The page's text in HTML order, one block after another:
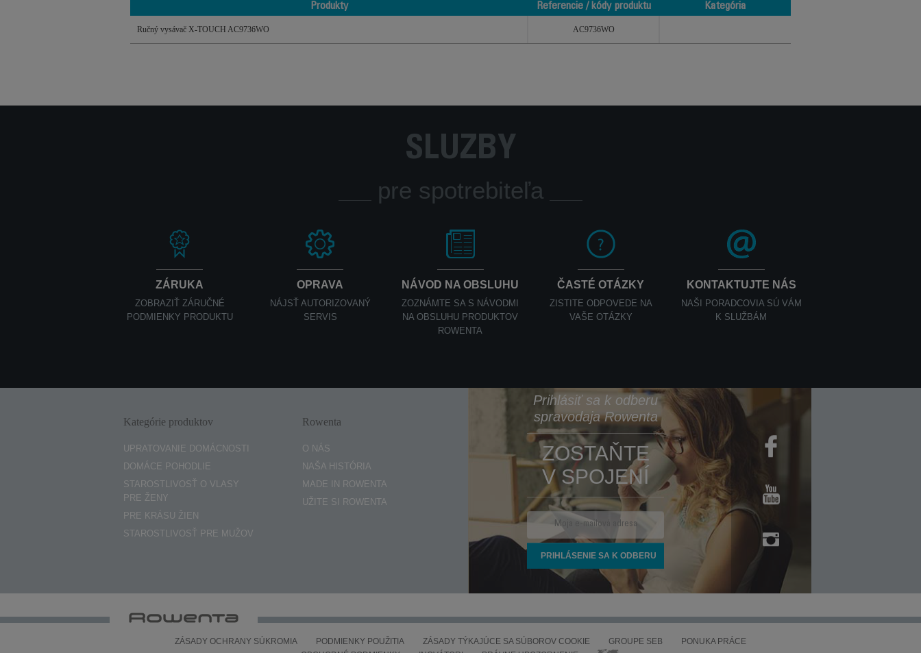
Produkty Referencie / kódy produktu
Kategória
Ručný vysávač X-TOUCH AC9736WO AC9736WO
SLUŽBY
pre spotrebiteľa
ZÁRUKA
ZOBRAZIŤ ZÁRUČNÉ
PODMIENKY PRODUKTU
OPRAVA
NÁJSŤ AUTORIZOVANÝ
SERVIS
NÁVOD NA OBSLUHU
ZOZNÁMTE SA S NÁVODMI
NA OBSLUHU PRODUKTOV
ROWENTA
ČASTÉ OTÁZKY
ZISTITE ODPOVEDE NA
VAŠE OTÁZKY
KONTAKTUJTE NÁS
NAŠI PORADCOVIA SÚ VÁM
K SLUŽBÁM
Kategórie produktov
UPRATOVANIE DOMÁCNOSTI
DOMÁCE POHODLIE
STAROSTLIVOSŤ O VLASY
PRE ŽENY
PRE KRÁSU ŽIEN
STAROSTLIVOSŤ PRE MUŽOV
Rowenta
O NÁS
NAŠA HISTÓRIA
MADE IN ROWENTA
UŽITE SI ROWENTA
Prihlásiť sa k odberu
spravodaja Rowenta
ZOSTAŇTE
V SPOJENÍ
ZÁSADY OCHRANY SÚKROMIA PODMIENKY POUŽITIA ZÁSADY TÝKAJÚCE SA SÚBOROV COOKIE GROUPE SEB
PONUKA PRÁCE